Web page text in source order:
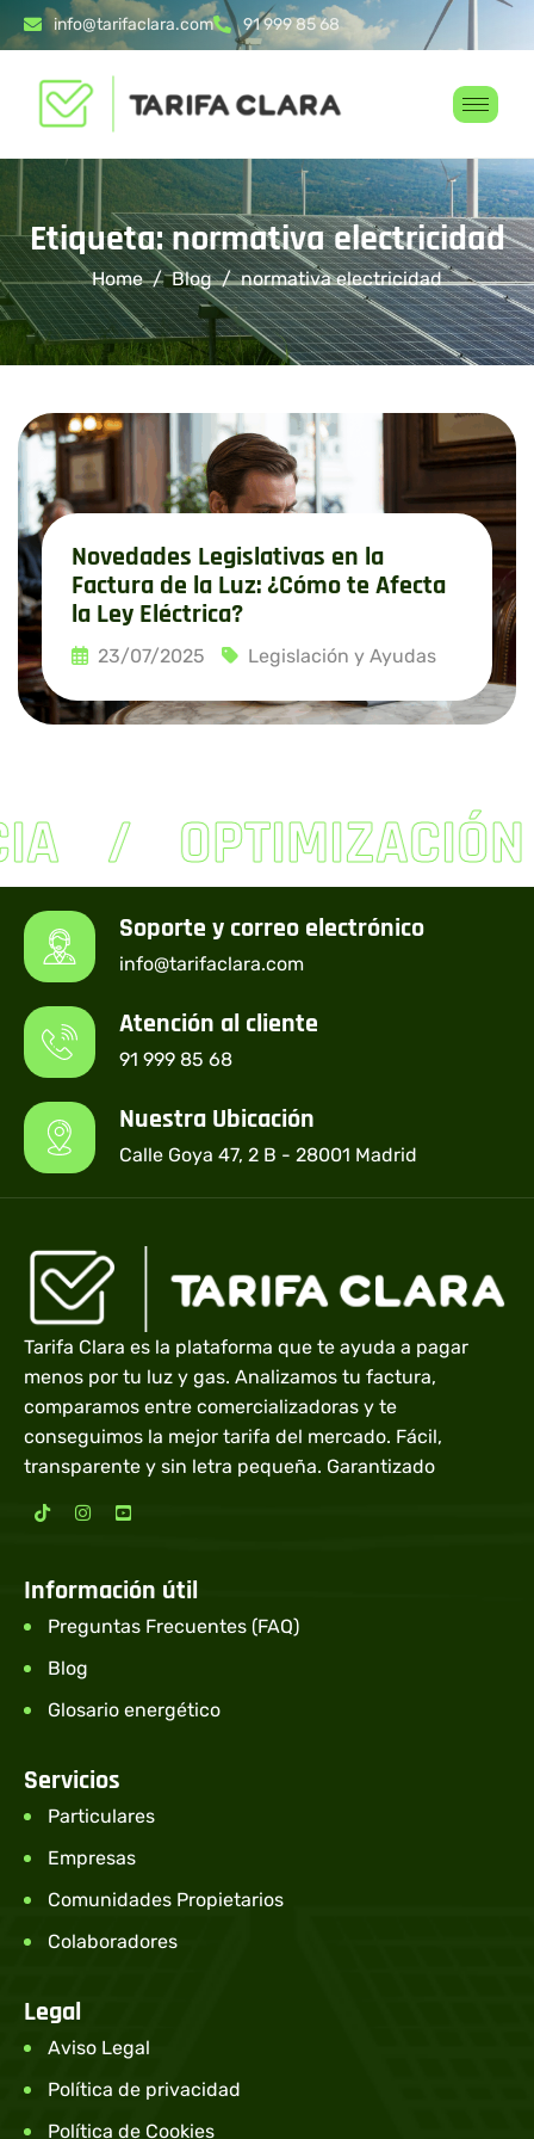
info@tarifaclara.com 91 999 85 68
Etiqueta: normativa electricidad
Home Blog normativa electricidad
Novedades Legislativas en la
Factura de la Luz: ¿Cómo te Afecta
la Ley Eléctrica?
23/07/2025 Legislación y Ayudas
Leer más
OPTIMIZACIÓN
Soporte y correo electrónico
info@tarifaclara.com
Atención al cliente
91 999 85 68
Nuestra Ubicación
Calle Goya 47, 2 B - 28001 Madrid
Tarifa Clara es la plataforma que te ayuda a pagar
menos por tu luz y gas. Analizamos tu factura,
comparamos entre comercializadoras y te
conseguimos la mejor tarifa del mercado. Fácil,
transparente y sin letra pequeña. Garantizado
Información útil
Preguntas Frecuentes (FAQ)
Blog
Glosario energético
Servicios
Particulares
Empresas
Comunidades Propietarios
Colaboradores
Legal
Aviso Legal
Política de privacidad
Política de Cookies